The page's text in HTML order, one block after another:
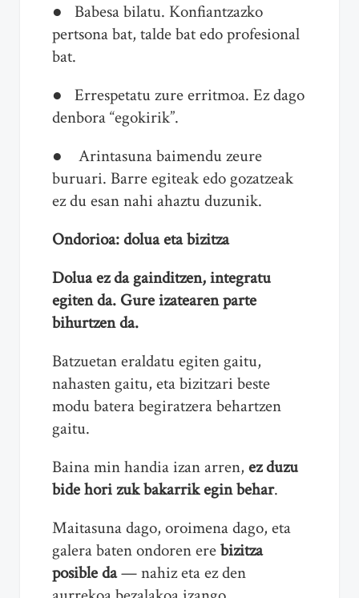
● Babesa bilatu. Konfiantzazko
pertsona bat, talde bat edo profesional
bat.
● Errespetatu zure erritmoa. Ez dago
denbora “egokirik”.
● Arintasuna baimendu zeure
buruari. Barre egiteak edo gozatzeak
ez du esan nahi ahaztu duzunik.
Ondorioa: dolua eta bizitza
Dolua ez da gainditzen, integratu
egiten da. Gure izatearen parte
bihurtzen da.
Batzuetan eraldatu egiten gaitu,
nahasten gaitu, eta bizitzari beste
modu batera begiratzera behartzen
gaitu.
Baina min handia izan arren, ez duzu
bide hori zuk bakarrik egin behar.
Maitasuna dago, oroimena dago, eta
galera baten ondoren erebizitza
posible da— nahiz eta ez den